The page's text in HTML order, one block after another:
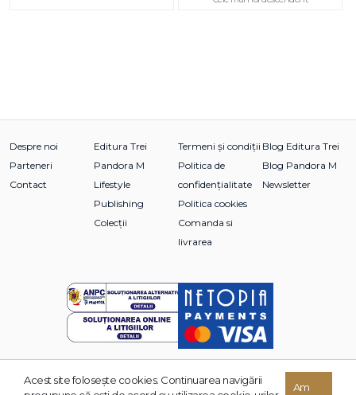
Despre noi
Parteneri
Contact
Editura Trei
Pandora M
Lifestyle
Publishing
Colecții
Termeni și condiții
Politica de
confidențialitate
Politica cookies
Comanda si
livrarea
Blog Editura Trei
Blog Pandora M
Newsletter
© 2026 Grupul Editorial TREI. Toate drepturile rezervate.
Acest site foloseşte cookies. Continuarea navigării
Am